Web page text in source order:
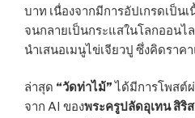
บาท เนื่องจากมีการอัปเกรดเป็น
จนกลายเป็นกระแสในโลกออนไ
นำเสนอเมนูไข่เจียวปู ซึ่งคิดราค
ล่าสุด “วัดท่าไม้” ได้มีการโพสต์
จาก AI ของพระครูปลัดอุเทน สิริ